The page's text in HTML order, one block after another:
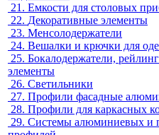
21. Емкости для столовых
22. Декоративные элементы
23. Менсолодержатели
24. Вешалки и крючки для
25. Бокалодержатели,
элементы
26. Светильники
27. Профили фасадные
28. Профили для каркасных
29. Системы алюминиевых и